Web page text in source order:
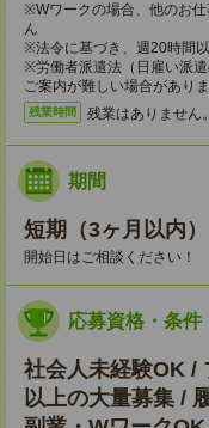
※Wワークの場合、他のお
ん
※法令に基づき、週20時間
※労働者派遣法（日雇い派
ご案内が難しい場合があり
残業時間 残業はありません。
期間
短期（3ヶ月以内）
開始日はご相談ください！
応募資格・条件
社会人未経験OK /
以上の大量募集 /